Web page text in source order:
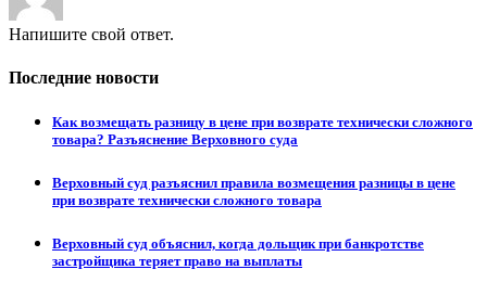
Напишите свой ответ.
Последние новости
Как возмещать разницу в цене при возврате технически сложного
товара? Разъяснение Верховного суда
Верховный суд разъяснил правила возмещения разницы в цене
при возврате технически сложного товара
Верховный суд объяснил, когда дольщик при банкротстве
застройщика теряет право на выплаты